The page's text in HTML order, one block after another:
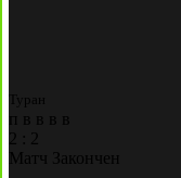
Туран
п в в в в
2
2
Матч Закончен